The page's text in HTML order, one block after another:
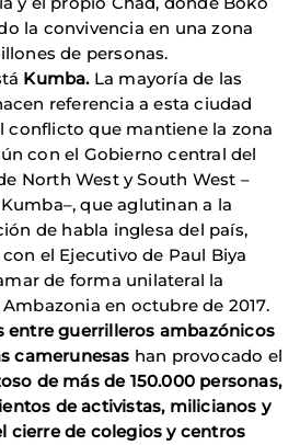
la convivencia en una zona
de personas.
Kumba.La mayoría de las
referencia a esta ciudad
conflicto que mantiene la zona
con el Gobierno central del
North West y South West –
que aglutinan a la
de habla inglesa del país,
el Ejecutivo de Paul Biya
de forma unilateral la
en octubre de 2017.
entre guerrilleros ambazónicos
camerunesas han provocado el
de más de 150.000 personas,
de activistas, milicianos y
cierre de colegios y centros